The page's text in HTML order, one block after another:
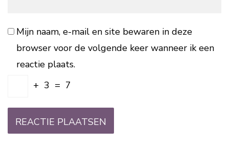
Mijn naam, e-mail en site bewaren in deze
browser voor de volgende keer wanneer ik een
reactie plaats.
+ 3 = 7